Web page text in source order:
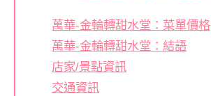
萬華-金輪轉甜水堂：菜單價格
萬華-金輪轉甜水堂：結語
店家/景點資訊
交通資訊